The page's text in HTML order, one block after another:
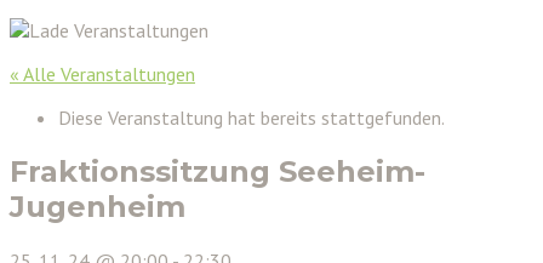
« Alle Veranstaltungen
Diese Veranstaltung hat bereits stattgefunden.
Fraktionssitzung Seeheim-
Jugenheim